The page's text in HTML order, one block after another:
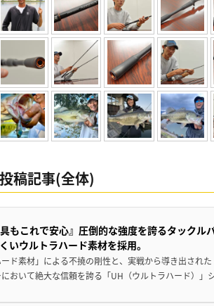
稿記事(全体)
具もこれで安心』圧倒的な強度を誇るタックル
いウルトラハード素材を採用。
ード素材」による不撓の剛性と、実戦から導き出され
おいて絶大な信頼を誇る「UH（ウルトラハード）」